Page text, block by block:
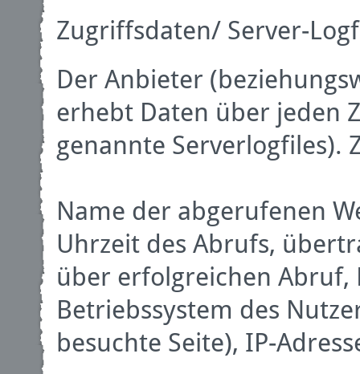
Zugriffsdaten/ Server-
Der Anbieter
erhebt Daten über jeden
genannte Serverlogfiles).
Name der abgerufenen
Uhrzeit des Abrufs,
über erfolgreichen Abruf,
Betriebssystem des
besuchte Seite), IP-